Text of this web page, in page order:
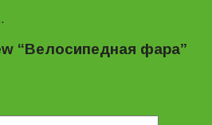
“Велосипедная фара”